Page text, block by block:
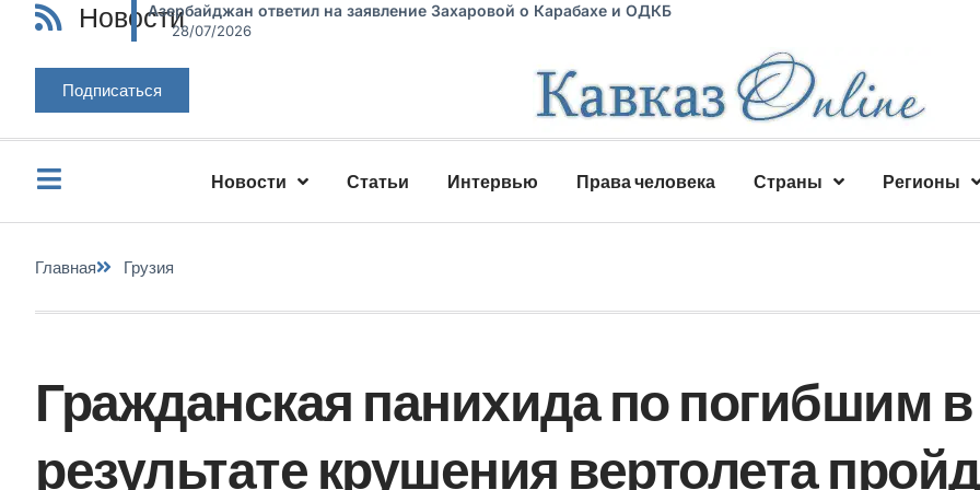
НовостиАзербайджан ответил на заявление Захаровой о Карабахе и ОДКБ
28/07/2026
Подписаться
Новости Статьи Интервью Права человека Страны Регионы
Главная Грузия
Гражданская панихида по погибшим в
результате крушения вертолета